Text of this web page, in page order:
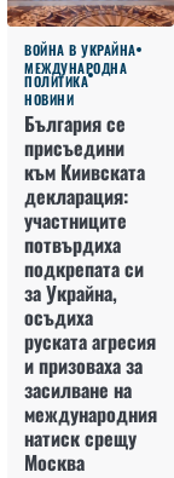
ВОЙНА В УКРАЙНА
МЕЖДУНАРОДНА
ПОЛИТИКА
НОВИНИ
България се
присъедини
към Киивската
декларация:
участниците
потвърдиха
подкрепата си
за Украйна,
осъдиха
руската агресия
и призоваха за
засилване на
международния
натиск срещу
Москва